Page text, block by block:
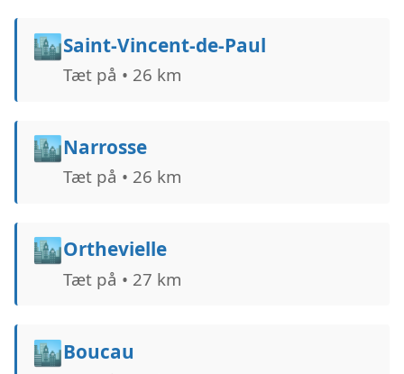
🏙️Saint-Vincent-de-Paul
Tæt på • 26 km
🏙️Narrosse
Tæt på • 26 km
🏙️Orthevielle
Tæt på • 27 km
🏙️Boucau